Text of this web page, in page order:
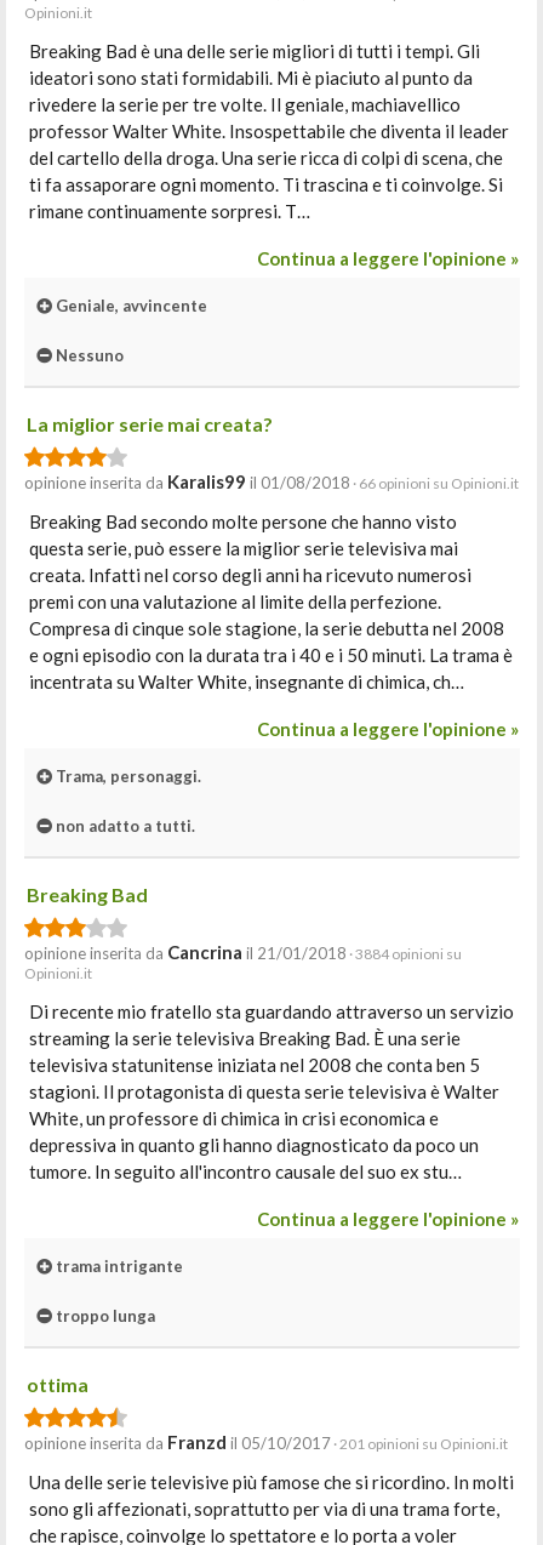
Opinioni.it
Breaking Bad è una delle serie migliori di tutti i tempi. Gli
ideatori sono stati formidabili. Mi è piaciuto al punto da
rivedere la serie per tre volte. Il geniale, machiavellico
professor Walter White. Insospettabile che diventa il leader
del cartello della droga. Una serie ricca di colpi di scena, che
ti fa assaporare ogni momento. Ti trascina e ti coinvolge. Si
rimane continuamente sorpresi. T…
Continua a leggere l'opinione »
Geniale, avvincente
Nessuno
La miglior serie mai creata?
opinione inserita da Karalis99 il 01/08/2018 · 66 opinioni su Opinioni.it
Breaking Bad secondo molte persone che hanno visto
questa serie, può essere la miglior serie televisiva mai
creata. Infatti nel corso degli anni ha ricevuto numerosi
premi con una valutazione al limite della perfezione.
Compresa di cinque sole stagione, la serie debutta nel 2008
e ogni episodio con la durata tra i 40 e i 50 minuti. La trama è
incentrata su Walter White, insegnante di chimica, ch…
Continua a leggere l'opinione »
Trama, personaggi.
non adatto a tutti.
Breaking Bad
opinione inserita da Cancrina il 21/01/2018 · 3884 opinioni su
Opinioni.it
Di recente mio fratello sta guardando attraverso un servizio
streaming la serie televisiva Breaking Bad. È una serie
televisiva statunitense iniziata nel 2008 che conta ben 5
stagioni. Il protagonista di questa serie televisiva è Walter
White, un professore di chimica in crisi economica e
depressiva in quanto gli hanno diagnosticato da poco un
tumore. In seguito all'incontro causale del suo ex stu…
Continua a leggere l'opinione »
trama intrigante
troppo lunga
ottima
opinione inserita da Franzd il 05/10/2017 · 201 opinioni su Opinioni.it
Una delle serie televisive più famose che si ricordino. In molti
sono gli affezionati, soprattutto per via di una trama forte,
che rapisce, coinvolge lo spettatore e lo porta a voler